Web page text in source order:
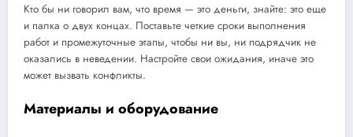
Кто бы ни говорил вам, что время — это деньги, знайте: это еще
и палка о двух концах. Поставьте четкие сроки выполнения
работ и промежуточные этапы, чтобы ни вы, ни подрядчик не
оказались в неведении. Настройте свои ожидания, иначе это
может вызвать конфликты.
Материалы и оборудование